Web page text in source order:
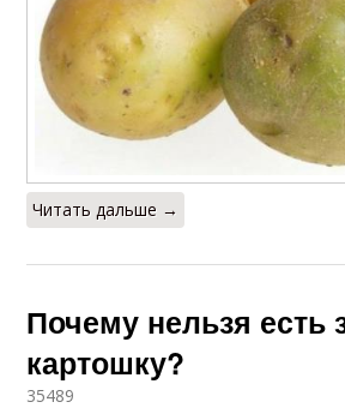
Читать дальше →
Почему нельзя есть
картошку?
35489